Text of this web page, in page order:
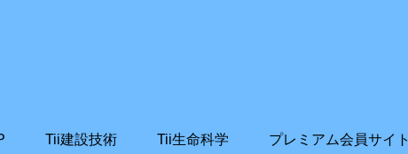
Tii建設技術 Tii生命科学 プレミアム会員サイト